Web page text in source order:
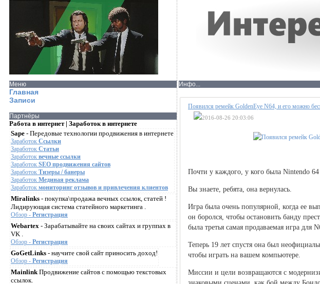
Меню
Главная
Записи
Партнёры
Работа в интернет | Заработок в интернете
Sape - Передовые технологии продвижения в интернете
Заработок Ссылки
Заработок Статьи
Заработок вечные ссылки
Заработок SEO продвижения сайтов
Заработок Тизеры / банеры
Заработок Мединая реклама
Заработок мониторинг отзывов и привлечения клиентов
Miralinks - покупка\продажа вечных ссылок, статей !
Лидирующая система статейного маркетинга .
Обзор - Регистрация
Webartex - Зарабатывайте на своих сайтах и группах в
VK .
Обзор - Регистрация
GoGetLinks - научите свой сайт приносить доход!
Обзор - Регистрация
MainlinkПродвижение сайтов с помощью текстовых
ссылок.
Инфо...
Появился ремейк GoldenEye N64, и его можно
2016-08-26 20:03:06
Почти у каждого, у кого была Nintendo
Вы знаете, ребята, она вернулась.
Игра была очень популярной, когда ее
он боролся, чтобы остановить банду
была третья самая продаваемая игра для
Теперь 19 лет спустя она был
чтобы играть на вашем компьютере.
Миссии и цели возвращаются с